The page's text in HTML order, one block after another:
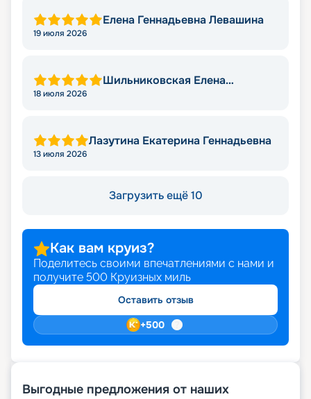
Елена Геннадьевна Левашина
19 июля 2026
Шильниковская Елена
18 июля 2026
Лазутина Екатерина Геннадьевна
13 июля 2026
Загрузить ещё 10
Как вам круиз?
Поделитесь своими впечатлениями с нами и
получите 500 Круизных миль
Оставить отзыв
+500
Выгодные предложения от наших